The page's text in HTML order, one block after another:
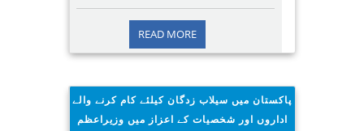
READ MORE
پاکستان میں سیلاب زدگان کیلئے کام کرنے والے
اداروں اور شخصیات کے اعزاز میں وزیراعظم